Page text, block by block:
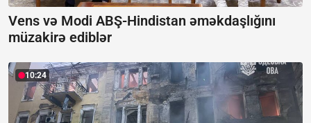
Vens və Modi ABŞ-Hindistan əməkdaşlığını
müzakirə ediblər
10:24